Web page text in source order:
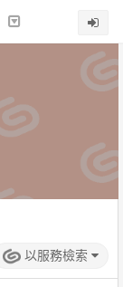
以服務檢索